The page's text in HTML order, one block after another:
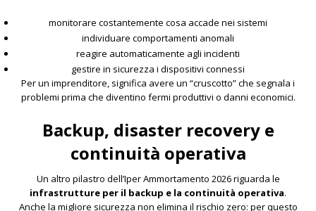
monitorare costantemente cosa accade nei sistemi
individuare comportamenti anomali
reagire automaticamente agli incidenti
gestire in sicurezza i dispositivi connessi
Per un imprenditore, significa avere un “cruscotto” che segnala i
problemi prima che diventino fermi produttivi o danni economici.
Backup, disaster recovery e
continuità operativa
Un altro pilastro dell’Iper Ammortamento 2026 riguarda le
infrastrutture per il backup e la continuità operativa.
Anche la migliore sicurezza non elimina il rischio zero: per questo